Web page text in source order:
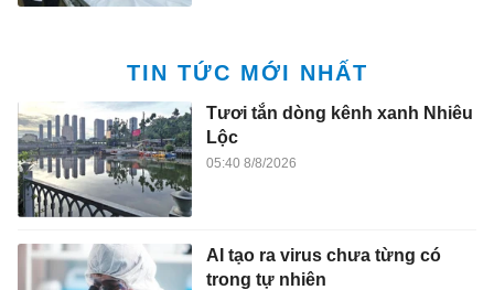
TIN TỨC MỚI NHẤT
Tươi tắn dòng kênh xanh Nhiêu
Lộc
05:40 8/8/2026
AI tạo ra virus chưa từng có
trong tự nhiên